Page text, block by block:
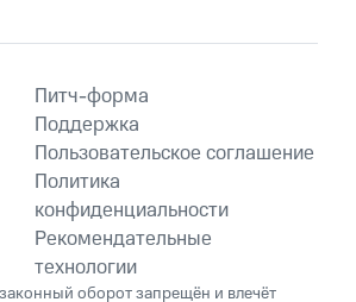
Питч-форма
Поддержка
Пользовательское соглашение
Политика
конфиденциальности
Рекомендательные
технологии
оборот запрещён и влечёт